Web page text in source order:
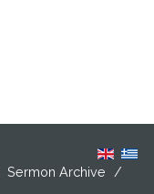
Sermon Archive /